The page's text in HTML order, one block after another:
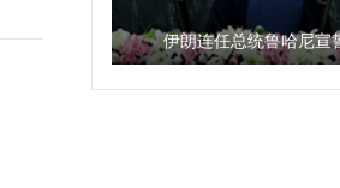
伊朗连任总统鲁哈尼宣